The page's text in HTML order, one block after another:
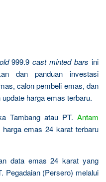
999.9cast minted barsini
dan panduan investasi
calon pembeli emas, dan
harga emas terbaru.
Tambang atau PT. Antam
emas 24 karat terbaru
data emas 24 karat yang
Pegadaian (Persero) melalui